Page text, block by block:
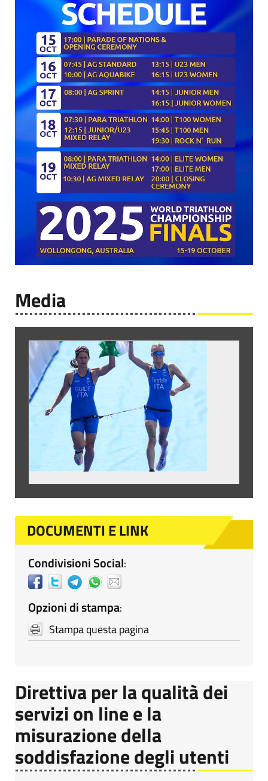
Media
DOCUMENTI E LINK
Condivisioni Social:
Opzioni di stampa:
Stampa questa pagina
Direttiva per la qualità dei
servizi on line e la
misurazione della
soddisfazione degli utenti